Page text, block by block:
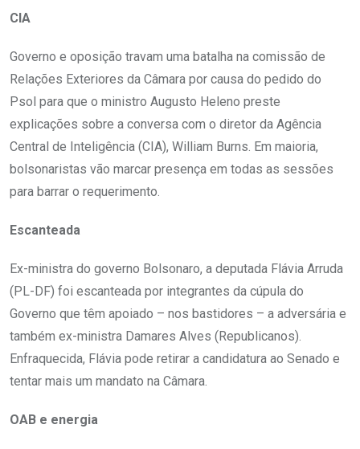
CIA
Governo e oposição travam uma batalha na comissão de
Relações Exteriores da Câmara por causa do pedido do
Psol para que o ministro Augusto Heleno preste
explicações sobre a conversa com o diretor da Agência
Central de Inteligência (CIA), William Burns. Em maioria,
bolsonaristas vão marcar presença em todas as sessões
para barrar o requerimento.
Escanteada
Ex-ministra do governo Bolsonaro, a deputada Flávia Arruda
(PL-DF) foi escanteada por integrantes da cúpula do
Governo que têm apoiado – nos bastidores – a adversária e
também ex-ministra Damares Alves (Republicanos).
Enfraquecida, Flávia pode retirar a candidatura ao Senado e
tentar mais um mandato na Câmara.
OAB e energia